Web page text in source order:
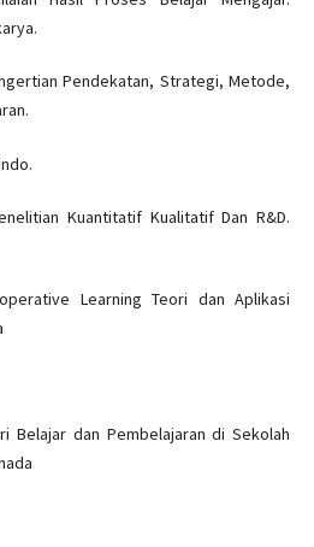
Pendekatan, Strategi, Metode,
Kuantitatif Kualitatif Dan R&D.
Learning Teori dan Aplikasi
Belajar dan Pembelajaran di Sekolah